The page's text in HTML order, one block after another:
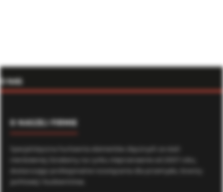
O NAS
O NASZEJ FIRMIE
Specjalistyczna hurtownia elementów złącznych ze stali
nierdzewnej. Działamy na rynku nieprzerwanie od 2007 roku,
dostarczając profesjonalne rozwiązania dla przemysłu, branży
jachtowej i budownictwa.